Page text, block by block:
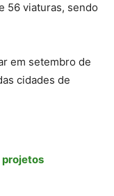
56 viaturas, sendo
em setembro de
cidades de
projetos